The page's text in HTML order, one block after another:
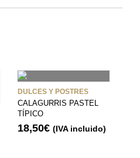
DULCES Y POSTRES
CALAGURRIS PASTEL
TÍPICO
18,50€ (IVA incluido)